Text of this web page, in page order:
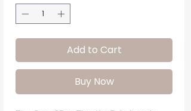
Add to Cart
Buy Now